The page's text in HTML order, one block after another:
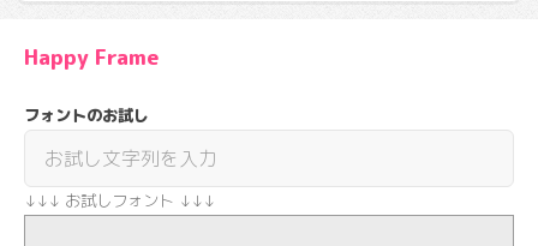
Happy Frame
フォントのお試し
↓↓↓ お試しフォント ↓↓↓